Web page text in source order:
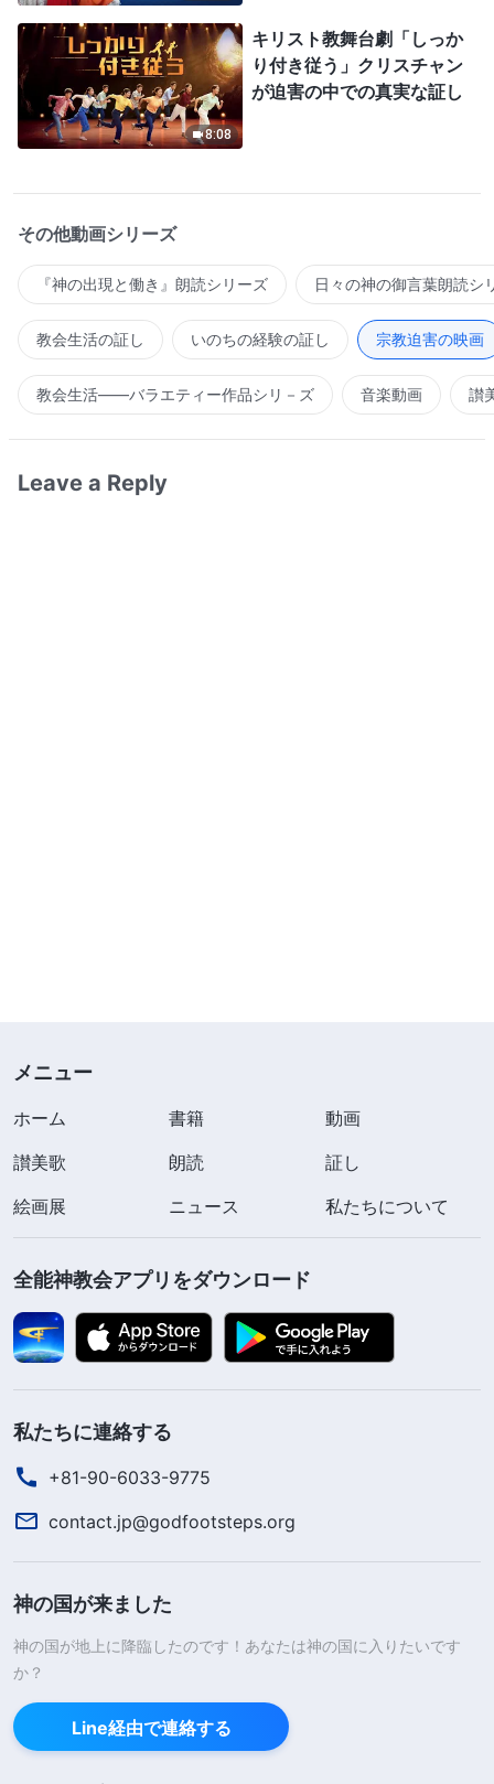
8:08
キリスト教舞台劇「しっか
り付き従う」クリスチャン
が迫害の中での真実な証し
その他動画シリーズ
『神の出現と働き』朗読シリーズ 日々の神の御言葉朗読シ
教会生活の証し いのちの経験の証し 宗教迫害の映画
教会生活――バラエティー作品シリ－ズ 音楽動画 讃
Leave a Reply
メニュー
ホーム 書籍
動画
讃美歌
朗読
証し
絵画展
ニュース 私たちについて
全能神教会アプリをダウンロード
私たちに連絡する
+81-90-6033-9775
contact.jp@godfootsteps.org
神の国が来ました
神の国が地上に降臨したのです！あなたは神の国に入りたいです
か？
Line経由で連絡する